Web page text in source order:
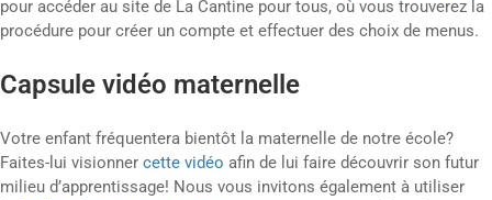
pour accéder au site de La Cantine pour tous, où vous trouverez la
procédure pour créer un compte et effectuer des choix de menus.
Capsule vidéo maternelle
Votre enfant fréquentera bientôt la maternelle de notre école?
Faites-lui visionner cette vidéo afin de lui faire découvrir son futur
milieu d’apprentissage! Nous vous invitons également à utiliser